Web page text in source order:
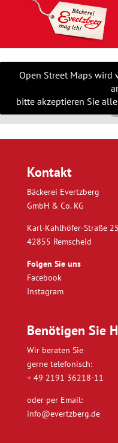
Open Street Maps wird
bitte akzeptieren Sie
Kontakt
Bäckerei Evertzberg
GmbH & Co. KG
Karl-Kahlhöfer-Straße 25
42855 Remscheid
Folgen Sie uns
Facebook
Instagram
Benötigen Sie
Wir beraten Sie
gerne telefonisch:
+ 49 2191 36218-11
oder per Email:
info@evertzberg.de